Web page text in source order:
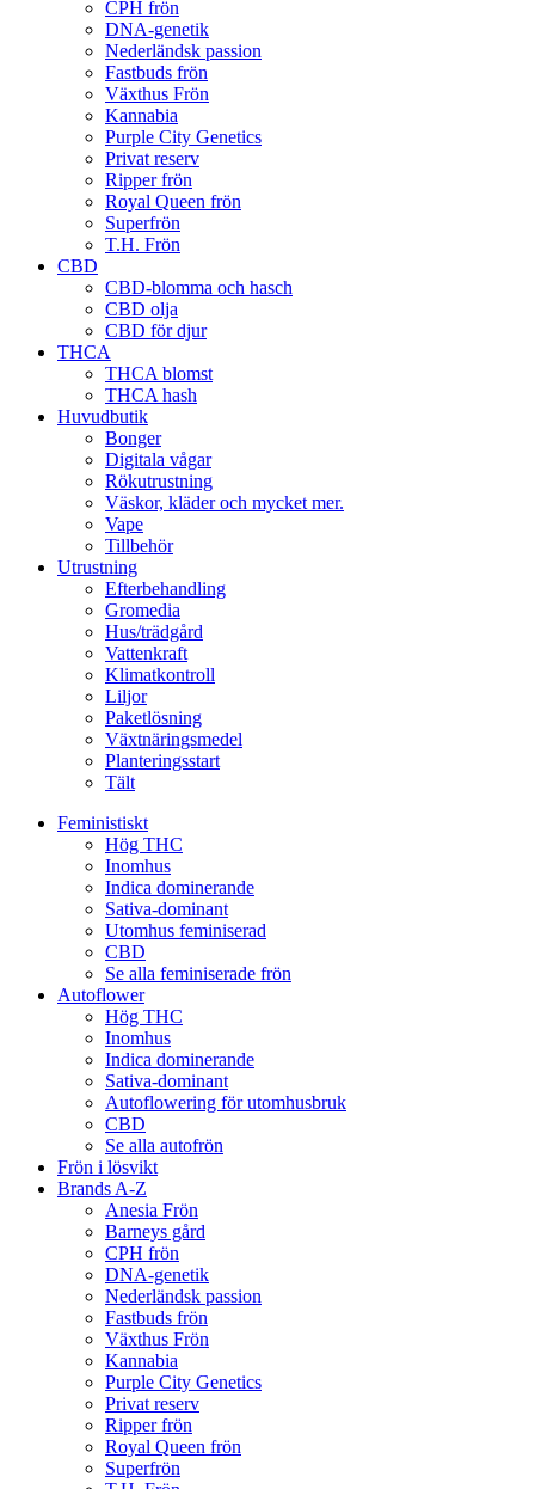
CPH frön
DNA-genetik
Nederländsk passion
Fastbuds frön
Växthus Frön
Kannabia
Purple City Genetics
Privat reserv
Ripper frön
Royal Queen frön
Superfrön
T.H. Frön
CBD
CBD-blomma och hasch
CBD olja
CBD för djur
THCA
THCA blomst
THCA hash
Huvudbutik
Bonger
Digitala vågar
Rökutrustning
Väskor, kläder och mycket mer.
Vape
Tillbehör
Utrustning
Efterbehandling
Gromedia
Hus/trädgård
Vattenkraft
Klimatkontroll
Liljor
Paketlösning
Växtnäringsmedel
Planteringsstart
Tält
Feministiskt
Hög THC
Inomhus
Indica dominerande
Sativa-dominant
Utomhus feminiserad
CBD
Se alla feminiserade frön
Autoflower
Hög THC
Inomhus
Indica dominerande
Sativa-dominant
Autoflowering för utomhusbruk
CBD
Se alla autofrön
Frön i lösvikt
Brands A-Z
Anesia Frön
Barneys gård
CPH frön
DNA-genetik
Nederländsk passion
Fastbuds frön
Växthus Frön
Kannabia
Purple City Genetics
Privat reserv
Ripper frön
Royal Queen frön
Superfrön